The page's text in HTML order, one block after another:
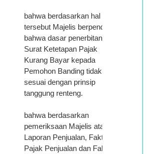
bahwa berdasarkan hal
tersebut Majelis berpendapat
bahwa dasar penerbitan
Surat Ketetapan Pajak
Kurang Bayar kepada
Pemohon Banding tidak
sesuai dengan prinsip
tanggung renteng.
bahwa berdasarkan
pemeriksaan Majelis atas
Laporan Penjualan, Faktur
Pajak Penjualan dan Faktur